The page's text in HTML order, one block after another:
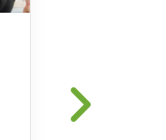
Dresden